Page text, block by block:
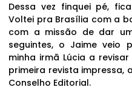
Dessa vez finquei pé,
Voltei pra Brasília com a
com a missão de dar
seguintes, o Jaime veio
minha irmã Lúcia a
primeira revista
Conselho Editorial.